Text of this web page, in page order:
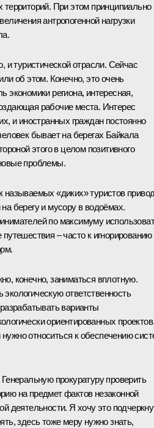
территорий. При этом принципиально
антропогенной нагрузки
и туристической отрасли. Сейчас
об этом. Конечно, это очень
экономики региона, интересная,
рабочие места. Интерес
и иностранных граждан постоянно
бывает на берегах Байкала
этого в целом позитивного
проблемы.
называемых «диких» туристов
берегу и мусору в водоёмах.
по максимуму
– часто к игнорированию
конечно, заниматься вплотную.
ответственность
варианты
ориентированных
относиться к обеспечению
прокуратуру проверить
на предмет фактов незаконной
деятельности. Я хочу это
здесь тоже меру нужно знать,